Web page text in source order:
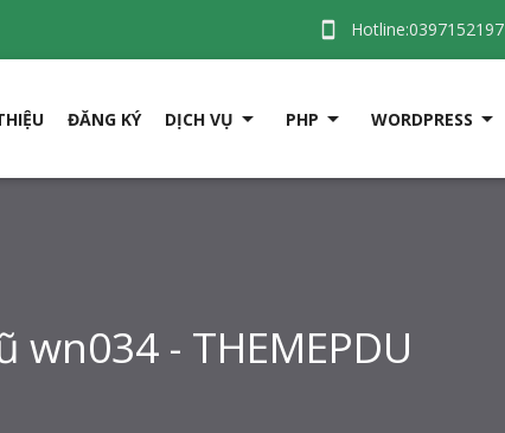
 Hotline:0397152197
ĐĂNG KÝ DỊCH VỤ  PHP  WORDPRESS 
wn034 - THEMEPDU